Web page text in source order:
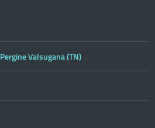
Valsugana (TN)